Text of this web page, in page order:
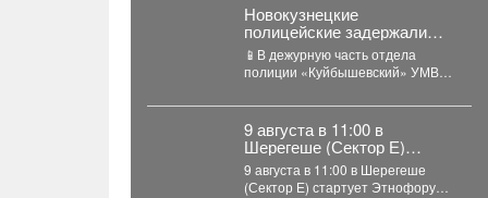
Новокузнецкие
полицейские задержали
проститутку, которая
похитила деньги у клиента
📱В дежурную часть отдела
полиции «Куйбышевский» УМВД
обратился 34-летний местный
житель....
9 августа в 11:00 в
Шерегеше (Сектор Е)
стартует Этнофорум «Мир
коренных народов.
9 августа в 11:00 в Шерегеше
(Сектор Е) стартует Этнофорум